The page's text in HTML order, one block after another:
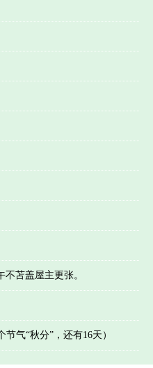
不苫盖屋主更张。
气“秋分”，还有16天）